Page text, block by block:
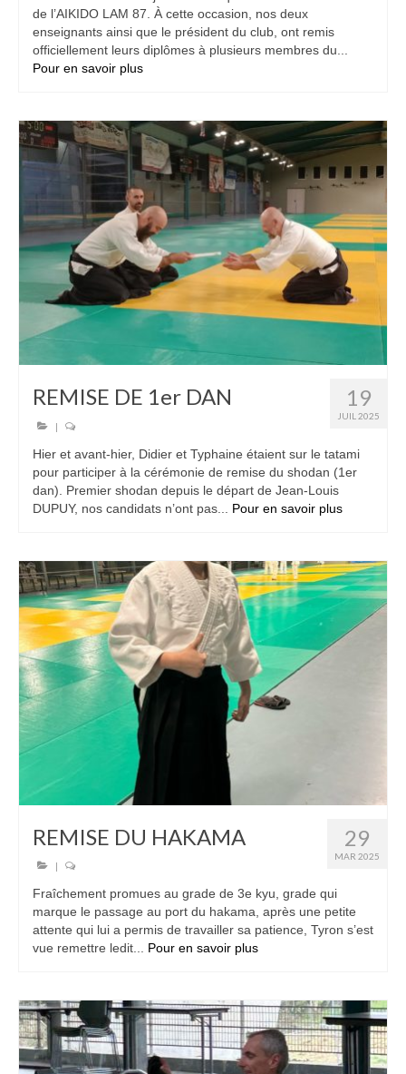
de l’AIKIDO LAM 87. À cette occasion, nos deux
enseignants ainsi que le président du club, ont remis
officiellement leurs diplômes à plusieurs membres du...
Pour en savoir plus
19
JUIL 2025
REMISE DE 1er DAN
|
Hier et avant-hier, Didier et Typhaine étaient sur le tatami
pour participer à la cérémonie de remise du shodan (1er
dan). Premier shodan depuis le départ de Jean-Louis
DUPUY, nos candidats n’ont pas... Pour en savoir plus
29
MAR 2025
REMISE DU HAKAMA
Fraîchement promues au grade de 3e kyu, grade qui
marque le passage au port du hakama, après une petite
attente qui lui a permis de travailler sa patience, Tyron s’est
vue remettre ledit... Pour en savoir plus